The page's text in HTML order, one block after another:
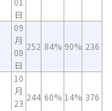
日
09
月
08
日
252 84% 90% 236
10
月
23
244 60% 14% 376